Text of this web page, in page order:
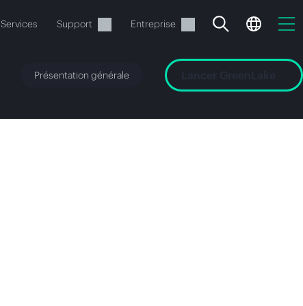
Services Support Entreprise
Présentation générale